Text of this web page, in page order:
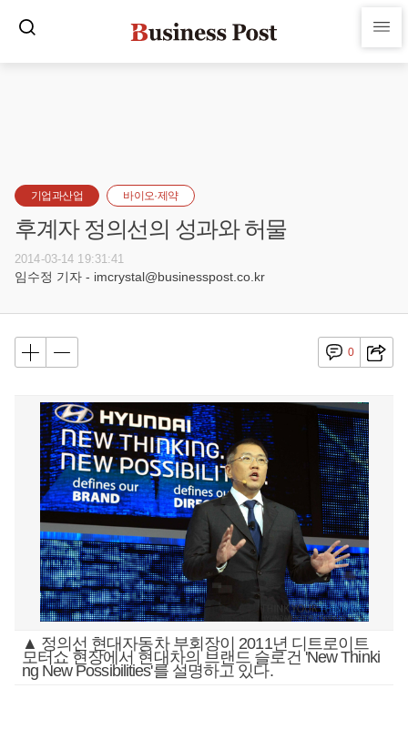
기업과산업 바이오·제약
후계자 정의선의 성과와 허물
2014-03-14 19:31:41
임수정 기자 - imcrystal@businesspost.co.kr
0
▲ 정의선 현대자동차 부회장이 2011년 디트로이트
모터쇼 현장에서 현대차의 브랜드 슬로건 'New Thinki
ng New Possibilities'를 설명하고 있다.